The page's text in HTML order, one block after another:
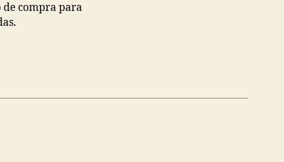
de compra para